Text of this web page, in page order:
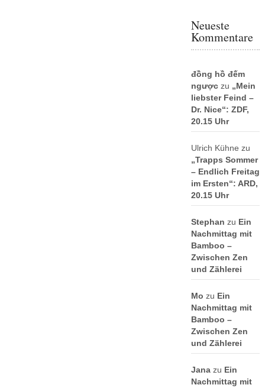
Neueste
Kommentare
đồng hồ đếm
ngượczu „Mein
liebster Feind –
Dr. Nice“: ZDF,
20.15 Uhr
Ulrich Kühne zu
„Trapps Sommer
– Endlich Freitag
im Ersten“: ARD,
20.15 Uhr
Stephan zu Ein
Nachmittag mit
Bamboo –
Zwischen Zen
und Zählerei
Mo zu Ein
Nachmittag mit
Bamboo –
Zwischen Zen
und Zählerei
Janazu Ein
Nachmittag mit